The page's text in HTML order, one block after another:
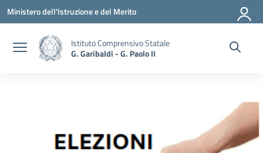
Vai ai contenuti
Vai al menu di navigazione
Vai al footer
Ministero dell'Istruzione e del Merito
Istituto Comprensivo Statale
G. Garibaldi - G. Paolo II